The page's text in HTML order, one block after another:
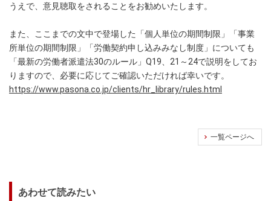
うえで、意見聴取をされることをお勧めいたします。
また、ここまでの文中で登場した「個人単位の期間制限」「事業
所単位の期間制限」「労働契約申し込みみなし制度」についても
「最新の労働者派遣法30のルール」Q19、21～24で説明をしてお
りますので、必要に応じてご確認いただければ幸いです。
https://www.pasona.co.jp/clients/hr_library/rules.html
一覧ページへ
あわせて読みたい